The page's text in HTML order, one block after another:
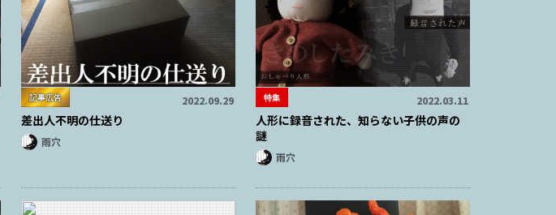
記事広告 2022.09.29
差出人不明の仕送り
雨穴
特集 2022.03.11
人形に録音された、知らない子供の声の
謎
雨穴